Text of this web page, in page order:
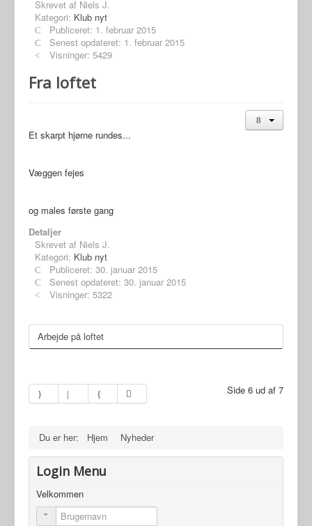
Skrevet af Niels J.
Kategori: Klub nyt
Publiceret: 1. februar 2015
Senest opdateret: 1. februar 2015
Visninger: 5429
Fra loftet
Et skarpt hjørne rundes...
Væggen fejes
og males første gang
Detaljer
Skrevet af Niels J.
Kategori: Klub nyt
Publiceret: 30. januar 2015
Senest opdateret: 30. januar 2015
Visninger: 5322
Arbejde på loftet
Side 6 ud af 7
Du er her: Hjem Nyheder
Login Menu
Velkommen
Brugernavn